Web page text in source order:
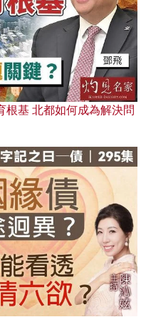
根基 北都如何成為解決問